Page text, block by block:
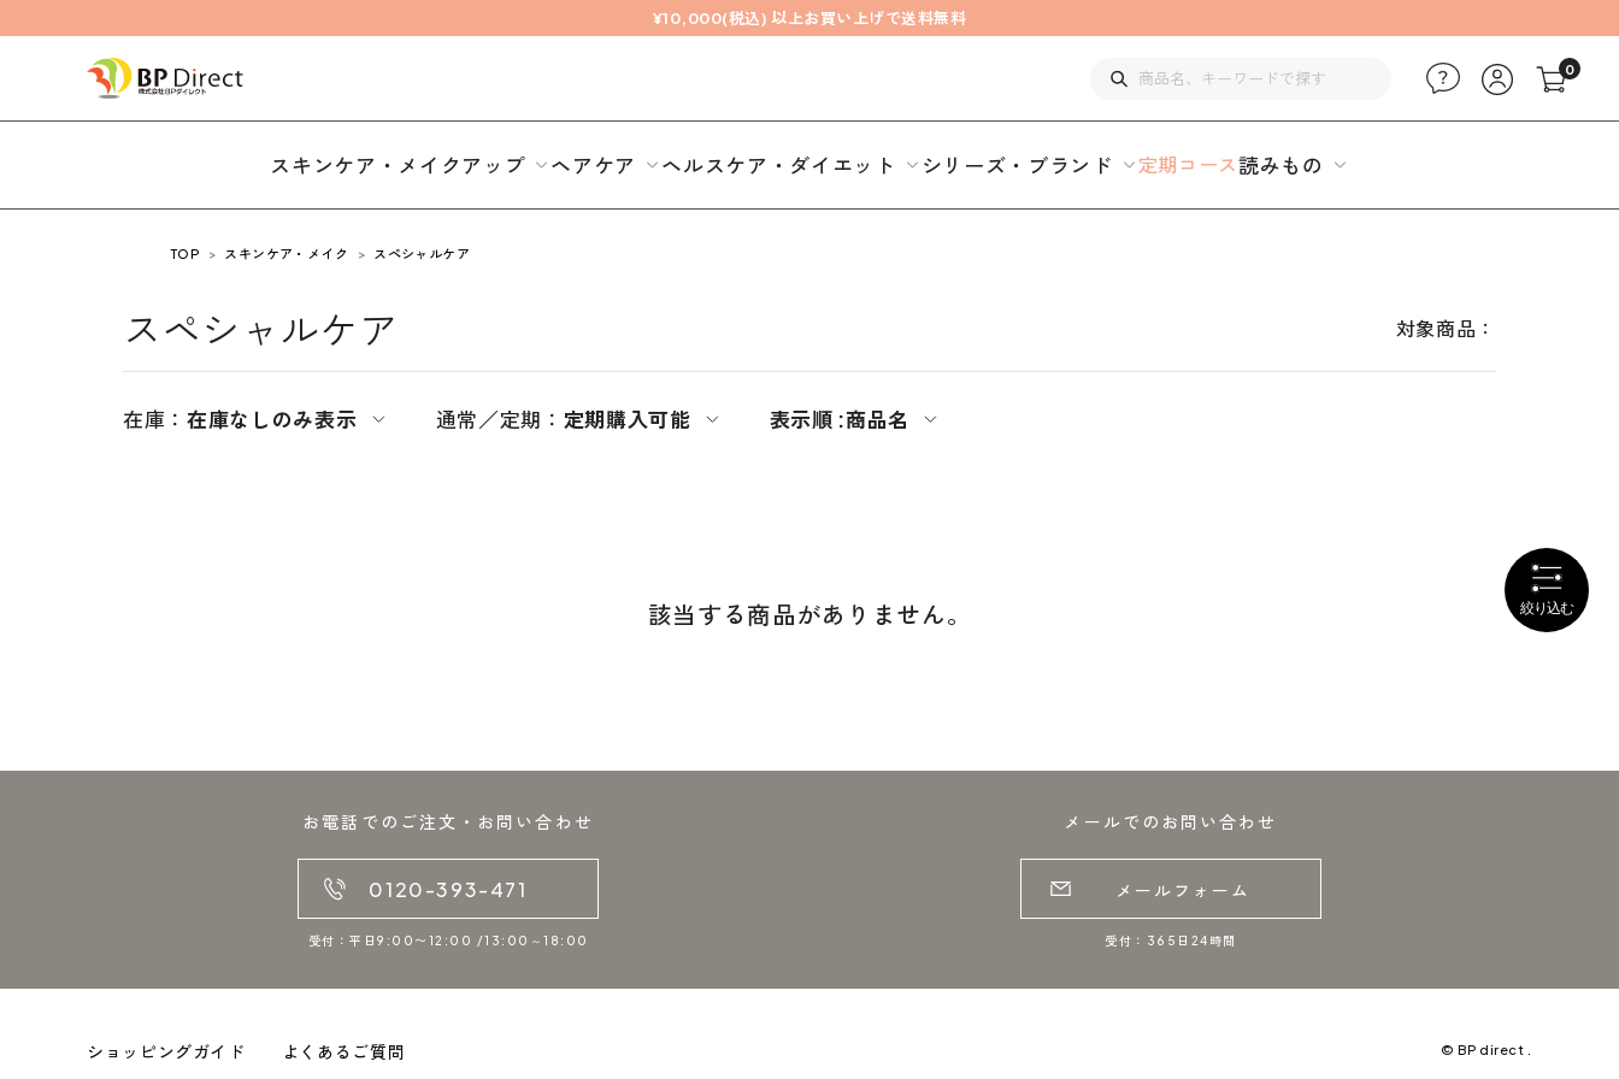
¥10,000(税込) 以上お買い上げで送料無料
0
スキンケア・メイクアップ ヘアケア ヘルスケア・ダイエット シリーズ・ブランド 定期コース読みもの
TOP スキンケア・メイク スペシャルケア
スペシャルケア 対象商品：
在庫：在庫なしのみ表示 通常／定期： 定期購入可能 表示順 :商品名
該当する商品がありません。
お電話でのご注文・お問い合わせ
0120-393-471
受付：平日9:00〜12:00 /13:00～18:00
メールでのお問い合わせ
メールフォーム
受付：365日24時間
ショッピングガイド よくあるご質問 © BP direct .